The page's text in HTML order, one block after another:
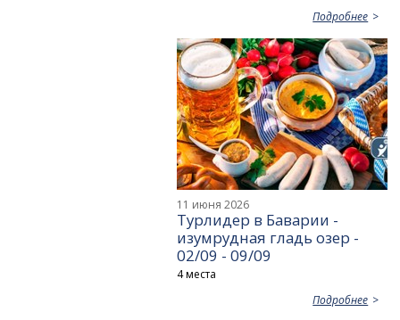
Подробнее
11 июня 2026
Турлидер в Баварии -
изумрудная гладь озер -
02/09 - 09/09
4 места
Подробнее